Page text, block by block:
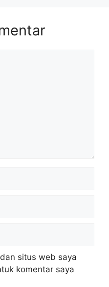
situs web saya
komentar saya